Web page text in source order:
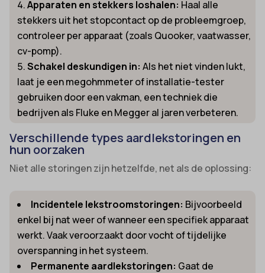
Apparaten en stekkers loshalen: Haal alle
stekkers uit het stopcontact op de probleemgroep,
controleer per apparaat (zoals Quooker, vaatwasser,
cv-pomp).
Schakel deskundigen in: Als het niet vinden lukt,
laat je een megohmmeter of installatie-tester
gebruiken door een vakman, een techniek die
bedrijven als Fluke en Megger al jaren verbeteren.
Verschillende types aardlekstoringen en
hun oorzaken
Niet alle storingen zijn hetzelfde, net als de oplossing:
Incidentele lekstroomstoringen: Bijvoorbeeld
enkel bij nat weer of wanneer een specifiek apparaat
werkt. Vaak veroorzaakt door vocht of tijdelijke
overspanning in het systeem.
Permanente aardlekstoringen: Gaat de